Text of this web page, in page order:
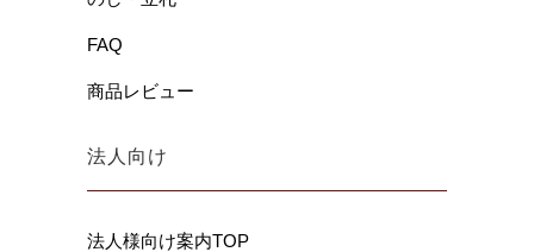
FAQ
商品レビュー
法人向け
法人様向け案内TOP